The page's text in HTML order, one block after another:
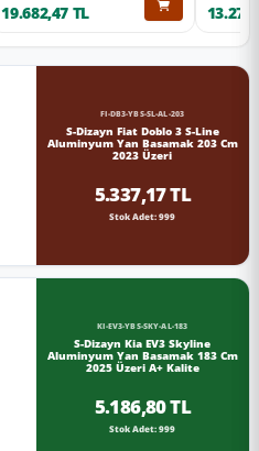
19.682,47 TL
FI-DB3-YBS-SL-AL-203
S-Dizayn Fiat Doblo 3 S-Line
Aluminyum Yan Basamak 203 Cm
2023 Üzeri
5.337,17 TL
Stok Adet: 999
KI-EV3-YBS-SKY-AL-183
S-Dizayn Kia EV3 Skyline
Aluminyum Yan Basamak 183 Cm
2025 Üzeri A+ Kalite
5.186,80 TL
Stok Adet: 999